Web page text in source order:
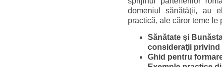
domeniul sănătăţii, au
practică, ale căror teme le
Sănătate şi
consideraţii
Ghid pentru